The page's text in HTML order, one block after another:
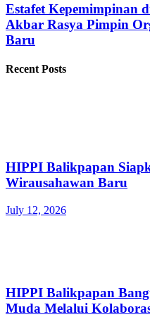
Estafet Kepemimpinan
Akbar Rasya Pimpin
Baru
Recent Posts
HIPPI Balikpapan
Wirausahawan Baru
July 12, 2026
HIPPI Balikpapan
Muda Melalui